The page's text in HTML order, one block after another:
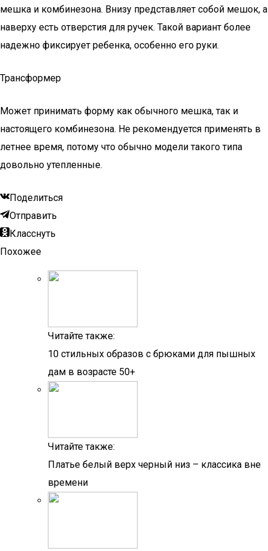
мешка и комбинезона. Внизу представляет собой мешок, а
наверху есть отверстия для ручек. Такой вариант более
надежно фиксирует ребенка, особенно его руки.
Трансформер
Может принимать форму как обычного мешка, так и
настоящего комбинезона. Не рекомендуется применять в
летнее время, потому что обычно модели такого типа
довольно утепленные.
Поделиться
Отправить
Класснуть
Похожее
Читайте также:
10 стильных образов с брюками для пышных
дам в возрасте 50+
Читайте также:
Платье белый верх черный низ – классика вне
времени